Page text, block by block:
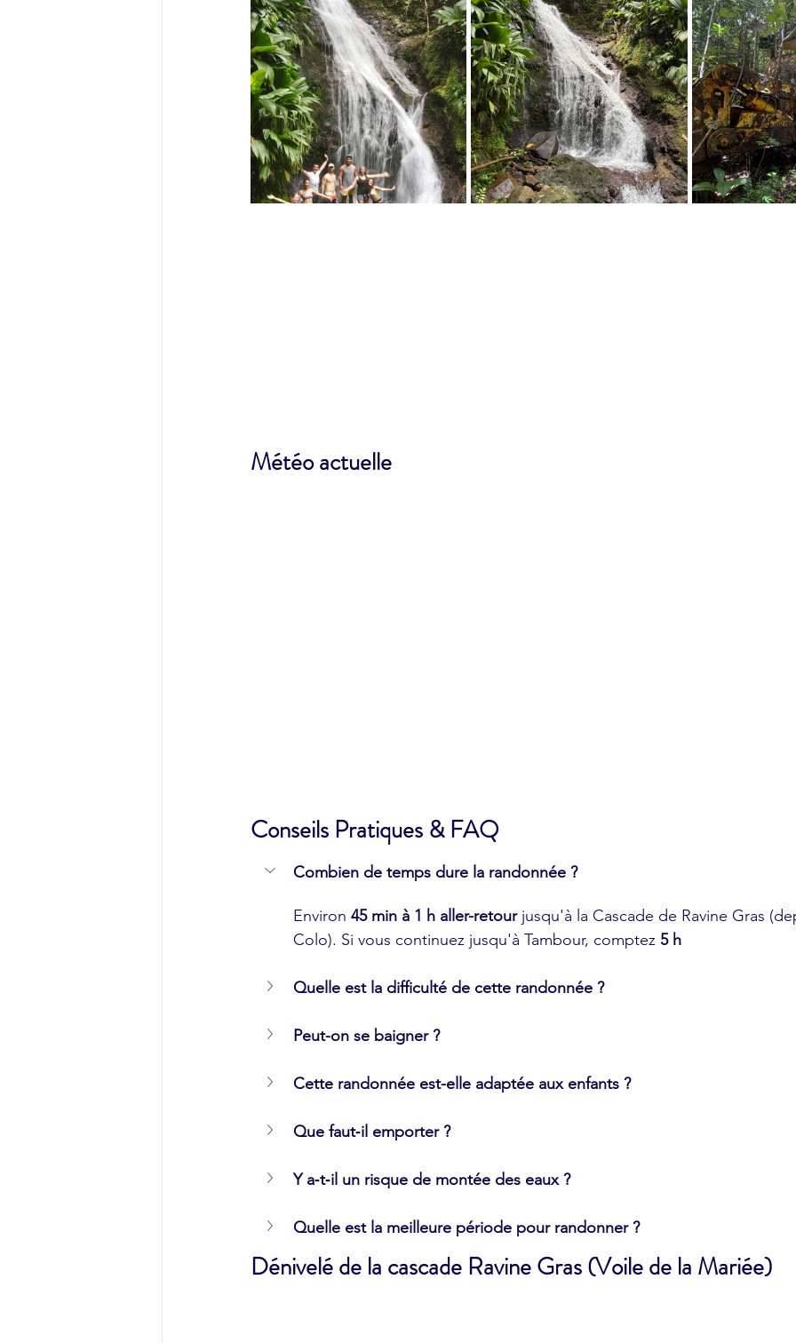
Météo actuelle
Conseils Pratiques & FAQ
Combien de temps dure la randonnée ?
Environ 45 min à 1 h aller-retour jusqu'à la Cascade de Ravine Gras
Colo). Si vous continuez jusqu'à Tambour, comptez 5 h
Quelle est la difficulté de cette randonnée ?
Peut-on se baigner ?
Cette randonnée est-elle adaptée aux enfants ?
Que faut‑il emporter ?
Y a‑t‑il un risque de montée des eaux ?
Quelle est la meilleure période pour randonner ?
Dénivelé de la cascade Ravine Gras (Voile de la Mariée)